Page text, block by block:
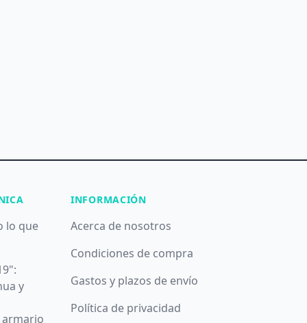
lo que
y
armario
INFORMACIÓN
Acerca de nosotros
Condiciones de compra
Gastos y plazos de envío
Política de privacidad